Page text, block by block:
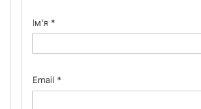
Ім'я *
Email *